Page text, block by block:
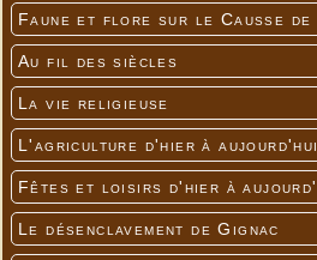
Faune et flore sur le Causse de
Au fil des siècles
La vie religieuse
L'agriculture d'hier à aujourd'hui
Fêtes et loisirs d'hier à
Le désenclavement de Gignac